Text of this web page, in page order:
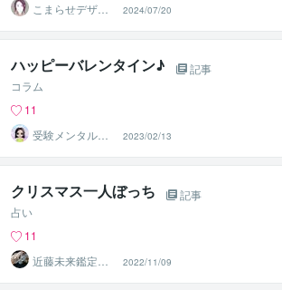
こまらせデザイ
ン＆マーケティ
ング出版応援
2024/07/20
ハッピーバレンタイン♪
記事
コラム
11
受験メンタルト
レーナー イロ
ハル
2023/02/13
クリスマス一人ぼっち
記事
占い
11
近藤未来鑑定
近藤 光 【移転
済】
2022/11/09